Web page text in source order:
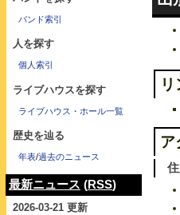
リ
ア
バンド索引
人を探す
個人索引
ライブハウスを探す
ライブハウス・ホール一覧
歴史を辿る
年表/過去のニュース
最新ニュース (RSS)
2026-03-21 更新